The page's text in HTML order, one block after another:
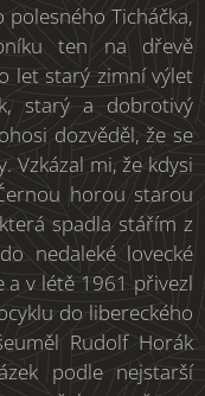
Ticháčka,
ten na dřevě
let starý zimní výlet
starý a dobrotivý
dozvěděl, že se
Vzkázal mi, že kdysi
horou starou
spadla stářím z
nedaleké lovecké
a v létě 1961 přivezl
do libereckého
Rudolf Horák
podle nejstarší